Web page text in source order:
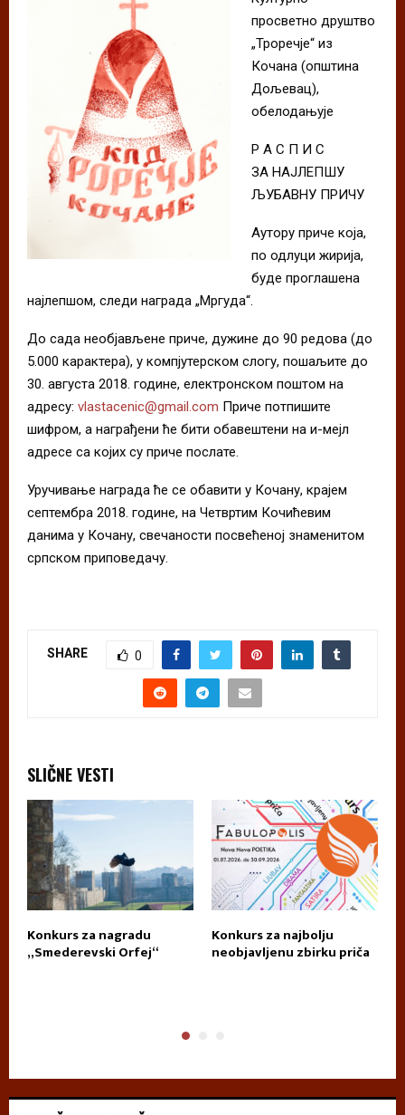
просветно друштво
„Троречје“ из
Кочана (општина
Дољевац),
обелодањује
Р А С П И С
ЗА НАЈЛЕПШУ
ЉУБАВНУ ПРИЧУ
Аутору приче која,
по одлуци жирија,
буде проглашена
најлепшом, следи награда „Мргуда“.
До сада необјављене приче, дужине до 90 редова (до
5.000 карактера), у компјутерском слогу, пошаљите до
30. августа 2018. године, електронском поштом на
адресу: vlastacenic@gmail.com Приче потпишите
шифром, а награђени ће бити обавештени на и-мејл
адресе са којих су приче послате.
Уручивање награда ће се обавити у Кочану, крајем
септембра 2018. године, на Четвртим Кочићевим
данима у Кочану, свечаности посвећеној знаменитом
српском приповедачу.
SHARE 0
SLIČNE VESTI
Konkurs za nagradu
„Smederevski Orfej“
Konkurs za najbolju
neobjavljenu zbirku priča